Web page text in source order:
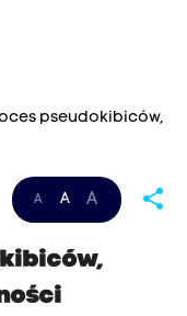
pseudokibiców,
A A A share